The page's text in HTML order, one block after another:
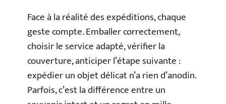
Face à la réalité des expéditions, chaque
geste compte. Emballer correctement,
choisir le service adapté, vérifier la
couverture, anticiper l’étape suivante :
expédier un objet délicat n’a rien d’anodin.
Parfois, c’est la différence entre un